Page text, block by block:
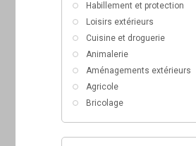
Habillement et protection
Loisirs extérieurs
Cuisine et droguerie
Animalerie
Aménagements extérieurs
Agricole
Bricolage